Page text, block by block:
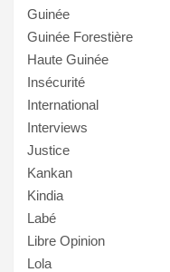
Guinée
Guinée Forestière
Haute Guinée
Insécurité
International
Interviews
Justice
Kankan
Kindia
Labé
Libre Opinion
Lola